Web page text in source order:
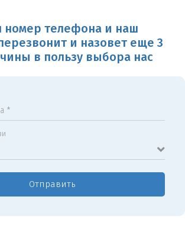
номер телефона и наш
и назовет еще 3
в пользу выбора нас
*
Отправить